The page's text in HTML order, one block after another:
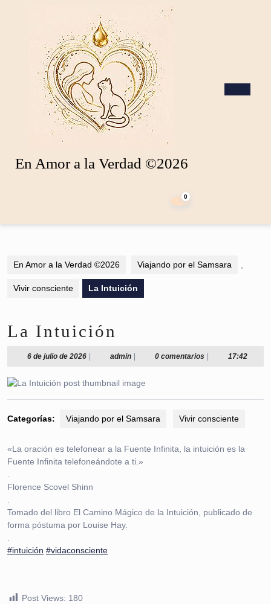
En Amor a la Verdad ©2026
de
0
En Amor a la Verdad ©2026 Viajando por el Samsara
Vivir consciente La Intuición
La Intuición
6 de julio de 20266
de
2026
adminadmin 0 comentarios 17:42
Categorías: Viajando por el Samsara Vivir consciente
«La oración es telefonear a la Fuente Infinita, la intuición es la
Fuente Infinita telefoneándote a ti.»
Florence Scovel Shinn
Tomado del libro El Camino Mágico de la Intuición, publicado de
forma póstuma por Louise Hay.
#intuición #vidaconsciente
Post Views: 180